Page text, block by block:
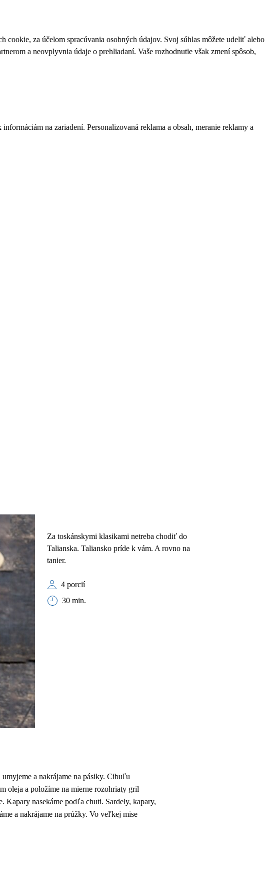
za účelom spracúvania osobných údajov. Svoj súhlas môžete udeliť alebo
a neovplyvnia údaje o prehliadaní. Vaše rozhodnutie však zmení spôsob,
na zariadení. Personalizovaná reklama a obsah, meranie reklamy a
Za toskánskymi klasikami netreba chodiť do
Talianska. Taliansko príde k vám. A rovno na
tanier.
4 porcií
30 min.
a nakrájame na pásiky. Cibuľu
oleja a položíme na mierne rozohriaty gril
Kapary nasekáme podľa chuti. Sardely, kapary,
a nakrájame na prúžky. Vo veľkej mise